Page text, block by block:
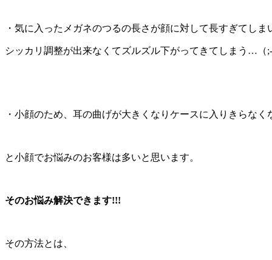
・気に入ったメガネのつるの長さが顔に対して長すぎてしま
シッカリ調整が出来なくてズルズル下がってきてしまう…（;-
・小顔のため、耳の曲げが大きくなりケースに入りきらなく
と小顔でお悩みのお客様は多いと思います。
そのお悩み解決できます!!!
その方法とは、